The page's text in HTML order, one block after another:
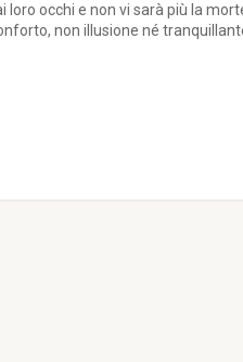
loro occhi e non vi sarà più la
non illusione né